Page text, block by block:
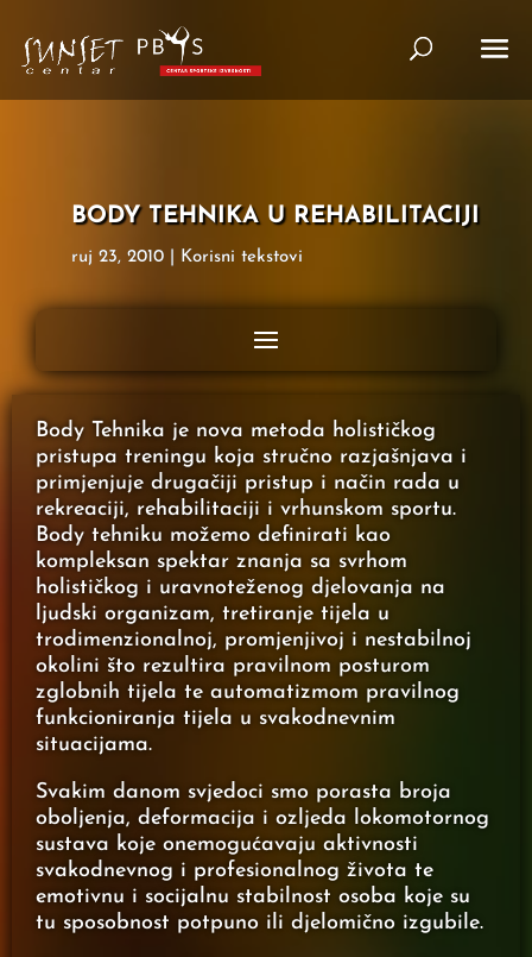
BODY TEHNIKA U REHABILITACIJI
ruj 23, 2010 Korisni tekstovi
Body Tehnika je nova metoda holističkog
pristupa treningu koja stručno razjašnjava i
primjenjuje drugačiji pristup i način rada u
rekreaciji, rehabilitaciji i vrhunskom sportu.
Body tehniku možemo definirati kao
kompleksan spektar znanja sa svrhom
holističkog i uravnoteženog djelovanja na
ljudski organizam, tretiranje tijela u
trodimenzionalnoj, promjenjivoj i nestabilnoj
okolini što rezultira pravilnom posturom
zglobnih tijela te automatizmom pravilnog
funkcioniranja tijela u svakodnevnim
situacijama.
Svakim danom svjedoci smo porasta broja
oboljenja, deformacija i ozljeda lokomotornog
sustava koje onemogućavaju aktivnosti
svakodnevnog i profesionalnog života te
emotivnu i socijalnu stabilnost osoba koje su
tu sposobnost potpuno ili djelomično izgubile.